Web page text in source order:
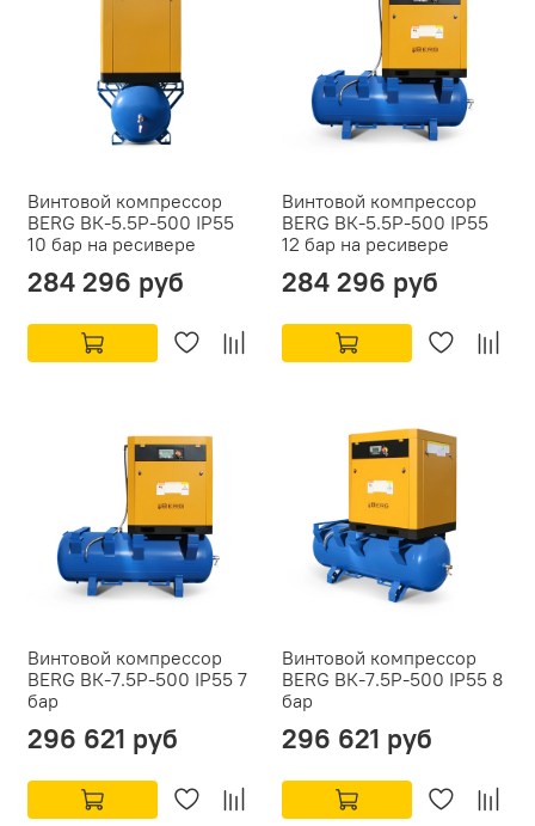
Винтовой компрессор
BERG ВК-5.5Р-500 IP55
10 бар на ресивере
284 296 руб
Винтовой компрессор
BERG ВК-5.5Р-500 IP55
12 бар на ресивере
284 296 руб
Винтовой компрессор
BERG ВК-7.5Р-500 IP55 7
бар
296 621 руб
Винтовой компрессор
BERG ВК-7.5Р-500 IP55 8
бар
296 621 руб